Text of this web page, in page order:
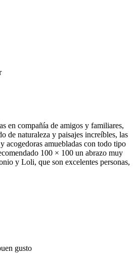
en compañía de amigos y familiares,
de naturaleza y paisajes increíbles, las
acogedoras amuebladas con todo tipo
100 × 100 un abrazo muy
y Loli, que son excelentes personas,
gusto